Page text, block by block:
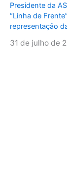
Presidente da
“Linha de
representação
31 de julho de